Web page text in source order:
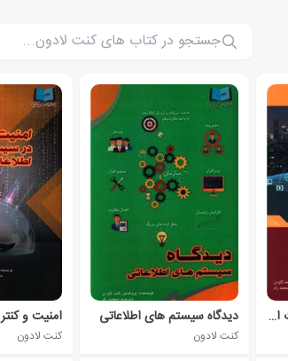
کاربرد‌های اینترنت و تجارت الکترونیک در ایران دیدگاه سیستم های اطلاعاتی
کنت لادون کنت لادون